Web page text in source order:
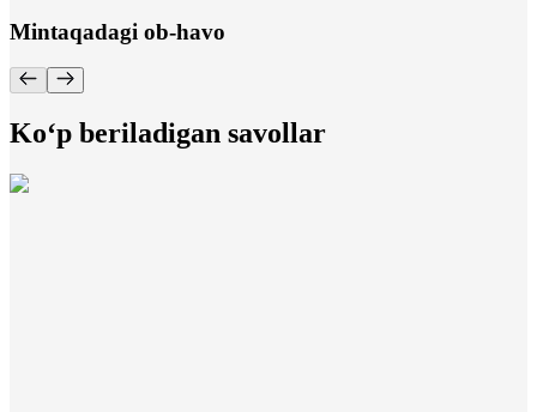
Mintaqadagi ob-havo
Ko‘p beriladigan savollar